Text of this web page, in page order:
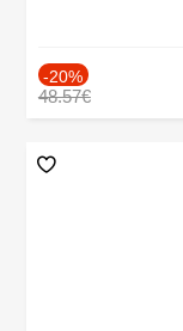
-20%
48.57€